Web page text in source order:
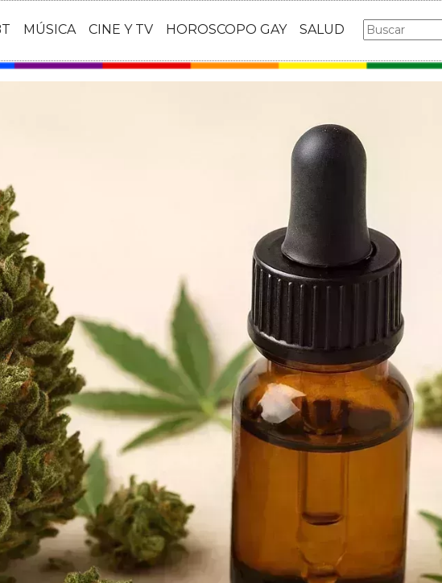
MÚSICA CINE Y TV HOROSCOPO GAY SALUD